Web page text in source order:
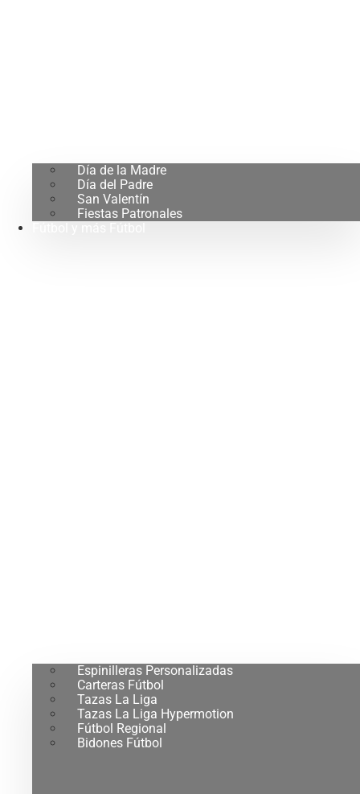
Día de la Madre
Día del Padre
San Valentín
Fiestas Patronales
Espinilleras Personalizadas
Carteras Fútbol
Tazas La Liga
Tazas La Liga Hypermotion
Fútbol Regional
Bidones Fútbol